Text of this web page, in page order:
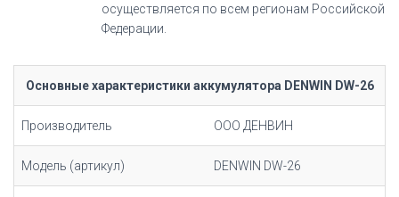
осуществляется по всем регионам Российской
Федерации.
Основные характеристики аккумулятора DENWIN DW-26
Производитель ООО ДЕНВИН
Модель (артикул) DENWIN DW-26